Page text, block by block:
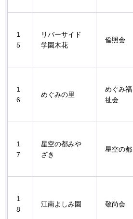
1
5
リバーサイド
学園木花
倫照会
1
6
めぐみの里
めぐみ福
祉会
1
7
星空の都みや
ざき
星空の都
1
8
江南よしみ園 敬尚会